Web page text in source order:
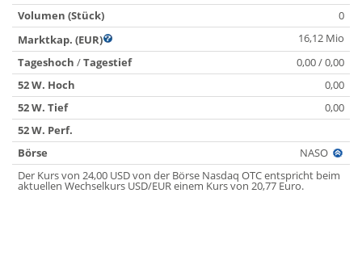
Volumen (Stück)
0
Marktkap. (EUR)
16,12 Mio
Tageshoch /Tagestief
0,00 / 0,00
52 W. Hoch
0,00
52 W. Tief
0,00
52 W. Perf.
Börse
NASO
Der Kurs von 24,00 USD von der Börse Nasdaq OTC entspricht beim
aktuellen Wechselkurs USD/EUR einem Kurs von 20,77 Euro.